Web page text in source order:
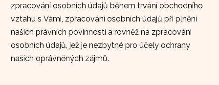
zpracování osobních údajů během trvání obchodního
vztahu s Vámi, zpracování osobních údajů při plnění
našich právních povinností a rovněž na zpracování
osobních údajů, jež je nezbytné pro účely ochrany
našich oprávněných zájmů.